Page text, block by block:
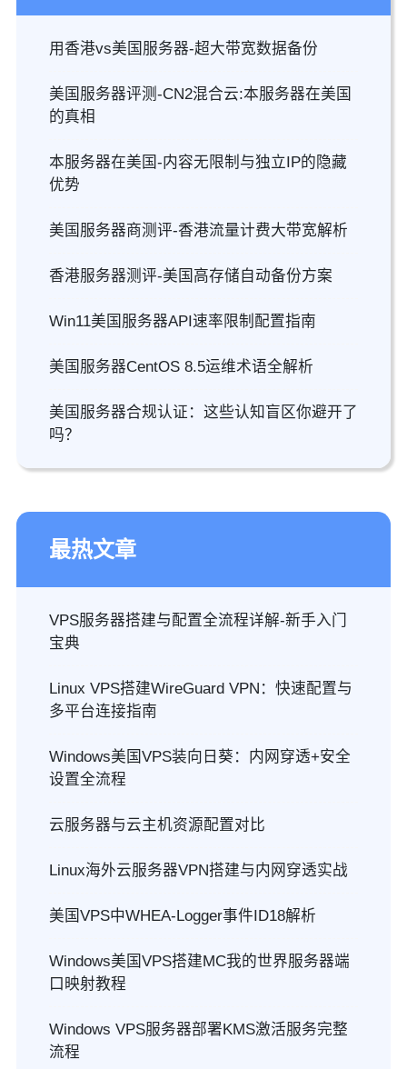
用香港vs美国服务器-超大带宽数据备份
美国服务器评测-CN2混合云:本服务器在美国
的真相
本服务器在美国-内容无限制与独立IP的隐藏
优势
美国服务器商测评-香港流量计费大带宽解析
香港服务器测评-美国高存储自动备份方案
Win11美国服务器API速率限制配置指南
美国服务器CentOS 8.5运维术语全解析
美国服务器合规认证：这些认知盲区你避开了
吗？
最热文章
VPS服务器搭建与配置全流程详解-新手入门
宝典
Linux VPS搭建WireGuard VPN：快速配置与
多平台连接指南
Windows美国VPS装向日葵：内网穿透+安全
设置全流程
云服务器与云主机资源配置对比
Linux海外云服务器VPN搭建与内网穿透实战
美国VPS中WHEA-Logger事件ID18解析
Windows美国VPS搭建MC我的世界服务器端
口映射教程
Windows VPS服务器部署KMS激活服务完整
流程